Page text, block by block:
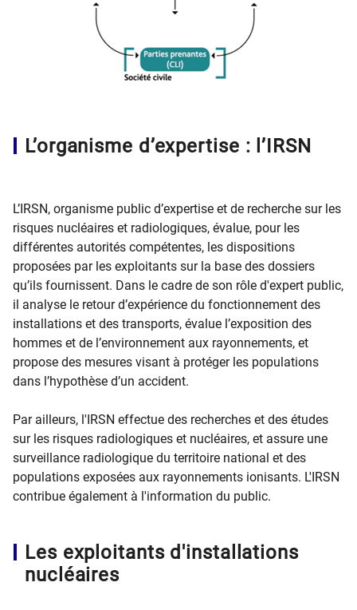
L’organisme d’expertise : l’IRSN
L’IRSN, organisme public d’expertise et de recherche sur les
risques nucléaires et radiologiques, évalue, pour les
différentes autorités compétentes, les dispositions
proposées par les exploitants sur la base des dossiers
qu’ils fournissent. Dans le cadre de son rôle d'expert public,
il analyse le retour d’expérience du fonctionnement des
installations et des transports, évalue l’exposition des
hommes et de l’environnement aux rayonnements, et
propose des mesures visant à protéger les populations
dans l’hypothèse d’un accident.
Par ailleurs, l'IRSN effectue des recherches et des études
sur les risques radiologiques et nucléaires, et assure une
surveillance radiologique du territoire national et des
populations exposées aux rayonnements ionisants. L'IRSN
contribue également à l'information du public.
Les exploitants d'installations
nucléaires